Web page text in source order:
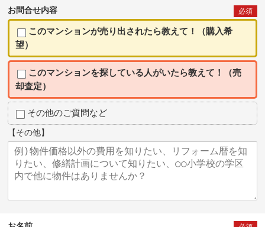
お問合せ内容 必須
このマンションが売り出されたら教えて！（購入希
望）
このマンションを探している人がいたら教えて！（売
却査定）
その他のご質問など
【その他】